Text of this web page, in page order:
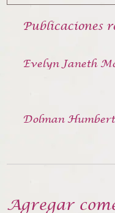
Publicaciones
Evelyn Janeth
Dolman
Agregar